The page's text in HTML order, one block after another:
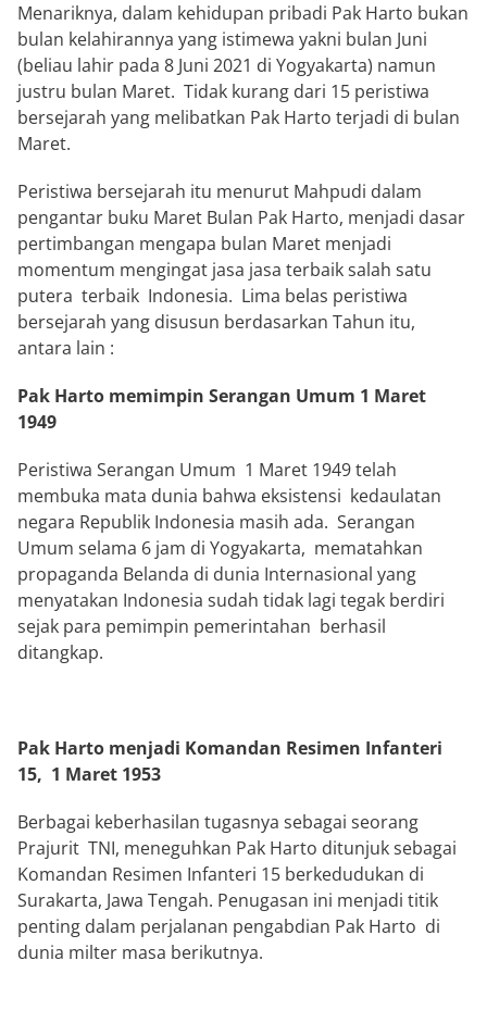
Menariknya, dalam kehidupan pribadi Pak Harto bukan
bulan kelahirannya yang istimewa yakni bulan Juni
(beliau lahir pada 8 Juni 2021 di Yogyakarta) namun
justru bulan Maret. Tidak kurang dari 15 peristiwa
bersejarah yang melibatkan Pak Harto terjadi di bulan
Maret.
Peristiwa bersejarah itu menurut Mahpudi dalam
pengantar buku Maret Bulan Pak Harto, menjadi dasar
pertimbangan mengapa bulan Maret menjadi
momentum mengingat jasa jasa terbaik salah satu
putera terbaik Indonesia. Lima belas peristiwa
bersejarah yang disusun berdasarkan Tahun itu,
antara lain :
Pak Harto memimpin Serangan Umum 1 Maret
1949
Peristiwa Serangan Umum 1 Maret 1949 telah
membuka mata dunia bahwa eksistensi kedaulatan
negara Republik Indonesia masih ada. Serangan
Umum selama 6 jam di Yogyakarta, mematahkan
propaganda Belanda di dunia Internasional yang
menyatakan Indonesia sudah tidak lagi tegak berdiri
sejak para pemimpin pemerintahan berhasil
ditangkap.
Pak Harto menjadi Komandan Resimen Infanteri
15, 1 Maret 1953
Berbagai keberhasilan tugasnya sebagai seorang
Prajurit TNI, meneguhkan Pak Harto ditunjuk sebagai
Komandan Resimen Infanteri 15 berkedudukan di
Surakarta, Jawa Tengah. Penugasan ini menjadi titik
penting dalam perjalanan pengabdian Pak Harto di
dunia milter masa berikutnya.